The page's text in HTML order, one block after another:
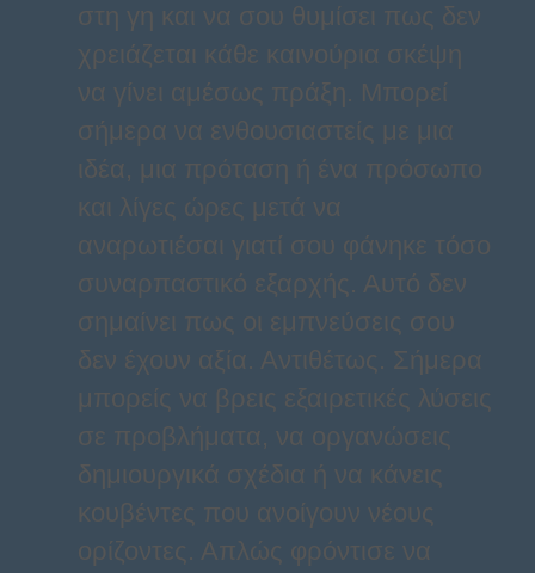
στη γη και να σου θυμίσει πως δεν
χρειάζεται κάθε καινούρια σκέψη
να γίνει αμέσως πράξη. Μπορεί
σήμερα να ενθουσιαστείς με μια
ιδέα, μια πρόταση ή ένα πρόσωπο
και λίγες ώρες μετά να
αναρωτιέσαι γιατί σου φάνηκε τόσο
συναρπαστικό εξαρχής. Αυτό δεν
σημαίνει πως οι εμπνεύσεις σου
δεν έχουν αξία. Αντιθέτως. Σήμερα
μπορείς να βρεις εξαιρετικές λύσεις
σε προβλήματα, να οργανώσεις
δημιουργικά σχέδια ή να κάνεις
κουβέντες που ανοίγουν νέους
ορίζοντες. Απλώς φρόντισε να